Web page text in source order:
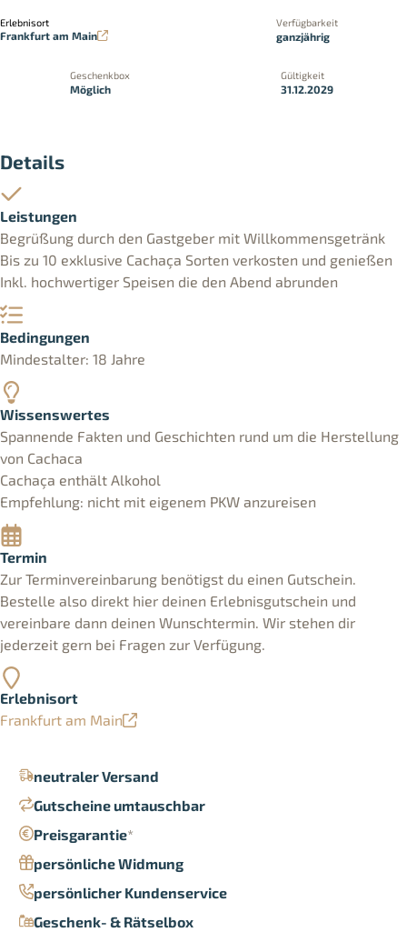
Erlebnisort
Frankfurt am Main
Verfügbarkeit
ganzjährig
Geschenkbox
Möglich
Gültigkeit
31.12.2029
neutraler Versand
Gutscheine umtauschbar
Preisgarantie*
persönliche Widmung
persönlicher Kundenservice
Geschenk- & Rätselbox
Details
Leistungen
Begrüßung durch den Gastgeber mit Willkommensgetränk
Bis zu 10 exklusive Cachaça Sorten verkosten und genießen
Inkl. hochwertiger Speisen die den Abend abrunden
Bedingungen
Mindestalter: 18 Jahre
Wissenswertes
Spannende Fakten und Geschichten rund um die Herstellung
von Cachaca
Cachaça enthält Alkohol
Empfehlung: nicht mit eigenem PKW anzureisen
Termin
Zur Terminvereinbarung benötigst du einen Gutschein.
Bestelle also direkt hier deinen Erlebnisgutschein und
vereinbare dann deinen Wunschtermin. Wir stehen dir
jederzeit gern bei Fragen zur Verfügung.
Erlebnisort
Frankfurt am Main